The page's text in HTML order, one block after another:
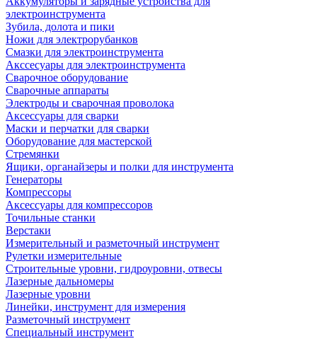
электроинструмента
Зубила, долота и пики
Ножи для электрорубанков
Смазки для электроинструмента
Акссесуары для электроинструмента
Сварочное оборудование
Сварочные аппараты
Электроды и сварочная проволока
Аксессуары для сварки
Маски и перчатки для сварки
Оборудование для мастерской
Стремянки
Ящики, органайзеры и полки для инструмента
Генераторы
Компрессоры
Аксессуары для компрессоров
Точильные станки
Верстаки
Измерительный и разметочный инструмент
Рулетки измерительные
Строительные уровни, гидроуровни, отвесы
Лазерные дальномеры
Лазерные уровни
Линейки, инструмент для измерения
Разметочный инструмент
Специальный инструмент